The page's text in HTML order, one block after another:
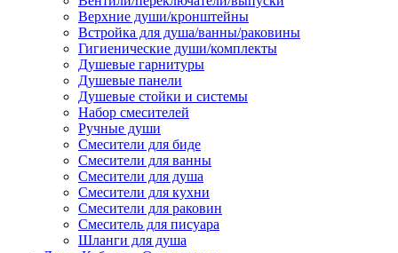
Верхние души/кронштейны
Встройка для душа/ванны/раковины
Гигиенические души/комплекты
Душевые гарнитуры
Душевые панели
Душевые стойки и системы
Набор смесителей
Ручные души
Смесители для биде
Смесители для ванны
Смесители для душа
Смесители для кухни
Смесители для раковин
Смеситель для писуара
Шланги для душа